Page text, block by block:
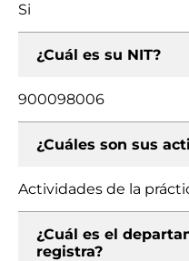
Si
¿Cuál es su NIT?
900098006
¿Cuáles son sus
Actividades de la
¿Cuál es el
registra?